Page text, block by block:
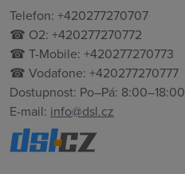
Telefon: +420277270707
☎ O2: +420277270772
☎ T-Mobile: +420277270773
☎ Vodafone: +420277270777
Dostupnost: Po–Pá: 8:00–18:00
E-mail: info@dsl.cz